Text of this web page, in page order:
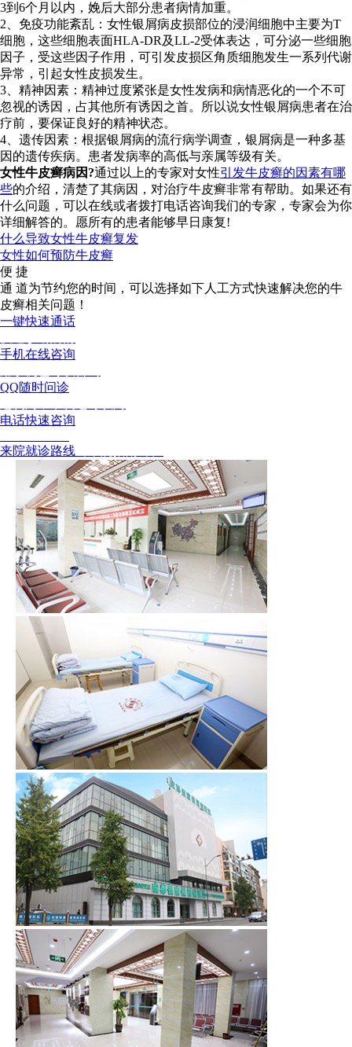
3到6个月以内，娩后大部分患者病情加重。
2、免疫功能紊乱：女性银屑病皮损部位的浸润细胞中主要为T
细胞，这些细胞表面HLA-DR及LL-2受体表达，可分泌一些细胞
因子，受这些因子作用，可引发皮损区角质细胞发生一系列代谢
异常，引起女性皮损发生。
3、精神因素：精神过度紧张是女性发病和病情恶化的一个不可
忽视的诱因，占其他所有诱因之首。所以说女性银屑病患者在治
疗前，要保证良好的精神状态。
4、遗传因素：根据银屑病的流行病学调查，银屑病是一种多基
因的遗传疾病。患者发病率的高低与亲属等级有关。
女性牛皮癣病因?通过以上的专家对女性引发牛皮癣的因素有哪
些的介绍，清楚了其病因，对治疗牛皮癣非常有帮助。如果还有
什么问题，可以在线或者拨打电话咨询我们的专家，专家会为你
详细解答的。愿所有的患者能够早日康复!
什么导致女性牛皮癣复发
女性如何预防牛皮癣
便 捷
通 道为节约您的时间，可以选择如下人工方式快速解决您的牛
皮癣相关问题！
一键快速通话
手机在线咨询
QQ随时问诊
电话快速咨询
来院就诊路线